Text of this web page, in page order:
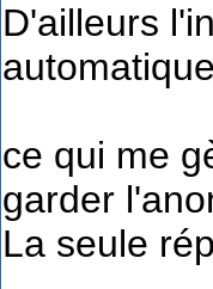
D'ailleurs
ce qui me
garder
La seule